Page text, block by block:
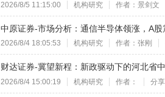
2026/8/5 11:15:00 机构研究 作者：景剑文
中原证券-市场分析：通信半导体领涨，A
2026/8/4 18:05:53 机构研究 作者：张刚
财达证券-冀望新程：新政驱动下的河北省
2026/8/4 15:00:19 机构研究 作者： 分